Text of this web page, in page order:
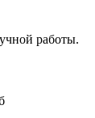
работы.